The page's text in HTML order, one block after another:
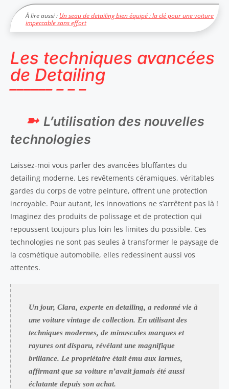
À lire aussi : Un seau de detailing bien équipé : la clé pour une voiture
impeccable sans effort
Les techniques avancées
de Detailing
L’utilisation des nouvelles
technologies
Laissez-moi vous parler des avancées bluffantes du
detailing moderne. Les revêtements céramiques, véritables
gardes du corps de votre peinture, offrent une protection
incroyable. Pour autant, les innovations ne s’arrêtent pas là !
Imaginez des produits de polissage et de protection qui
repoussent toujours plus loin les limites du possible. Ces
technologies ne sont pas seules à transformer le paysage de
la cosmétique automobile, elles redessinent aussi vos
attentes.
Un jour, Clara, experte en detailing, a redonné vie à
une voiture vintage de collection. En utilisant des
techniques modernes, de minuscules marques et
rayures ont disparu, révélant une magnifique
brillance. Le propriétaire était ému aux larmes,
affirmant que sa voiture n’avait jamais été aussi
éclatante depuis son achat.